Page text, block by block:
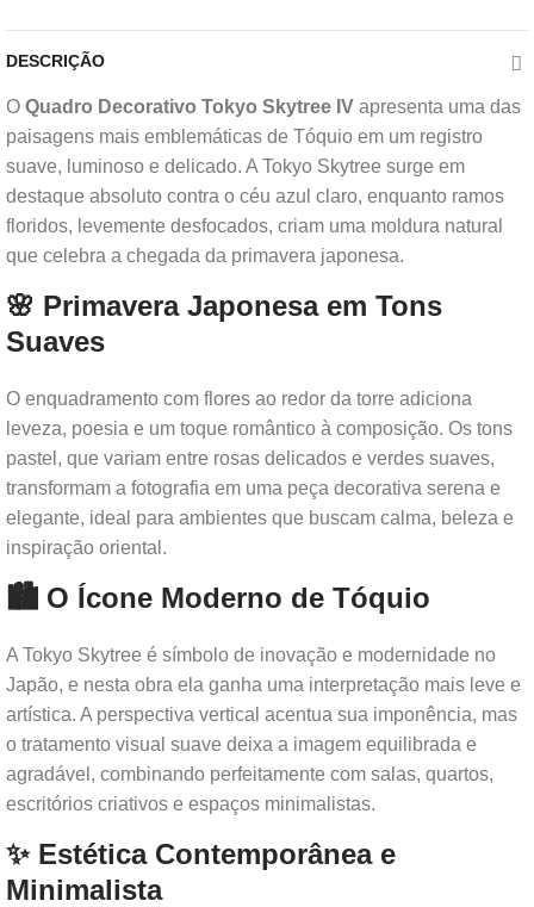
DESCRIÇÃO
O Quadro Decorativo Tokyo Skytree IV apresenta uma das
paisagens mais emblemáticas de Tóquio em um registro
suave, luminoso e delicado. A Tokyo Skytree surge em
destaque absoluto contra o céu azul claro, enquanto ramos
floridos, levemente desfocados, criam uma moldura natural
que celebra a chegada da primavera japonesa.
🌸 Primavera Japonesa em Tons
Suaves
O enquadramento com flores ao redor da torre adiciona
leveza, poesia e um toque romântico à composição. Os tons
pastel, que variam entre rosas delicados e verdes suaves,
transformam a fotografia em uma peça decorativa serena e
elegante, ideal para ambientes que buscam calma, beleza e
inspiração oriental.
🏙️ O Ícone Moderno de Tóquio
A Tokyo Skytree é símbolo de inovação e modernidade no
Japão, e nesta obra ela ganha uma interpretação mais leve e
artística. A perspectiva vertical acentua sua imponência, mas
o tratamento visual suave deixa a imagem equilibrada e
agradável, combinando perfeitamente com salas, quartos,
escritórios criativos e espaços minimalistas.
✨ Estética Contemporânea e
Minimalista